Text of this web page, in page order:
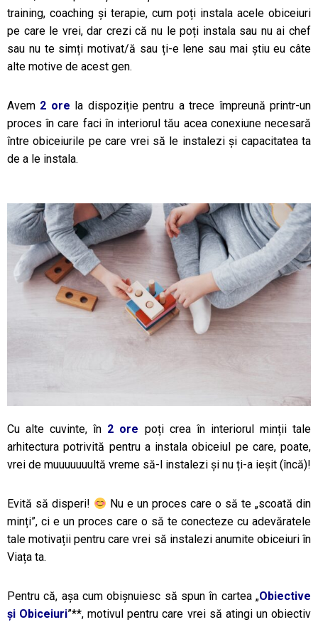
training, coaching și terapie, cum poți instala acele obiceiuri
pe care le vrei, dar crezi că nu le poți instala sau nu ai chef
sau nu te simți motivat/ă sau ți-e lene sau mai știu eu câte
alte motive de acest gen.
Avem 2 ore la dispoziție pentru a trece împreună printr-un
proces în care faci în interiorul tău acea conexiune necesară
între obiceiurile pe care vrei să le instalezi și capacitatea ta
de a le instala.
Cu alte cuvinte, în 2 ore poți crea în interiorul minții tale
arhitectura potrivită pentru a instala obiceiul pe care, poate,
vrei de muuuuuuultă vreme să-l instalezi și nu ți-a ieșit (încă)!
Evită să disperi!
Nu e un proces care o să te „scoată din
minți”, ci e un proces care o să te conecteze cu adevăratele
tale motivații pentru care vrei să instalezi anumite obiceiuri în
Viața ta.
Pentru că, așa cum obișnuiesc să spun în cartea „Obiective
și Obiceiuri”**, motivul pentru care vrei să atingi un obiectiv